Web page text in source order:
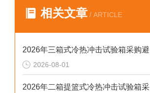
相关文章 / ARTICLE
2026-08-01